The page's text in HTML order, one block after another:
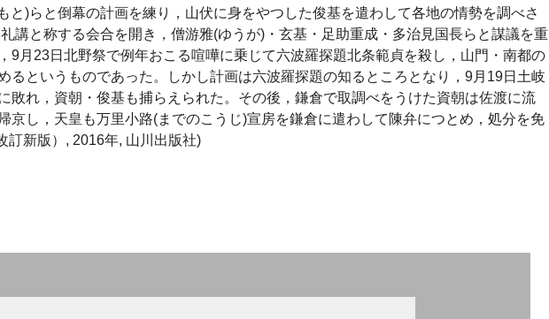
と)らと倒幕の計画を練り，山伏に身をやつした俊基を遣わして各地の情勢を調べさ
講と称する会合を開き，僧游雅(ゆうが)・玄基・足助重成・多治見国長らと謀議を重
9月23日北野祭で例年おこる喧嘩に乗じて六波羅探題北条範貞を殺し，山門・南都の
るというものであった。しかし計画は六波羅探題の知るところとなり，9月19日土岐
敗れ，資朝・俊基も捕らえられた。その後，鎌倉で取調べをうけた資朝は佐渡に流
京し，天皇も万里小路(までのこうじ)宣房を鎌倉に遣わして陳弁につとめ，処分を免
訂新版）, 2016年, 山川出版社)